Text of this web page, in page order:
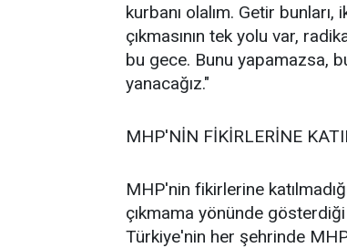
kurbanı olalım. Getir
çıkmasının tek yolu var,
bu gece. Bunu yapamazsa,
yanacağız."
MHP'NİN FİKİRLERİNE
MHP'nin fikirlerine
çıkmama yönünde
Türkiye'nin her şehrinde